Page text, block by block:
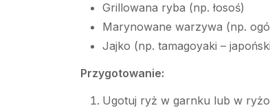
Grillowana ryba (np. łosoś)
Marynowane warzywa (np.
Jajko (np. tamagoyaki –
Przygotowanie:
Ugotuj ryż w garnku lub w